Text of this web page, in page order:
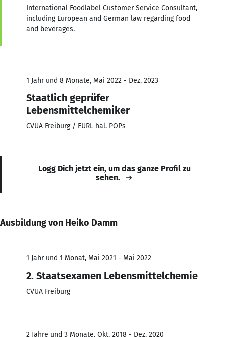
International Foodlabel Customer Service Consultant,
including European and German law regarding food
and beverages.
1 Jahr und 8 Monate, Mai 2022 - Dez. 2023
Staatlich geprüfer
Lebensmittelchemiker
CVUA Freiburg / EURL hal. POPs
Logg Dich jetzt ein, um das ganze Profil zu
sehen.
Ausbildung von Heiko Damm
1 Jahr und 1 Monat, Mai 2021 - Mai 2022
2. Staatsexamen Lebensmittelchemie
CVUA Freiburg
2 Jahre und 3 Monate, Okt. 2018 - Dez. 2020